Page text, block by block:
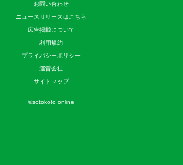
お問い合わせ
ニュースリリースはこちら
広告掲載について
利用規約
プライバシーポリシー
運営会社
サイトマップ
©sotokoto online